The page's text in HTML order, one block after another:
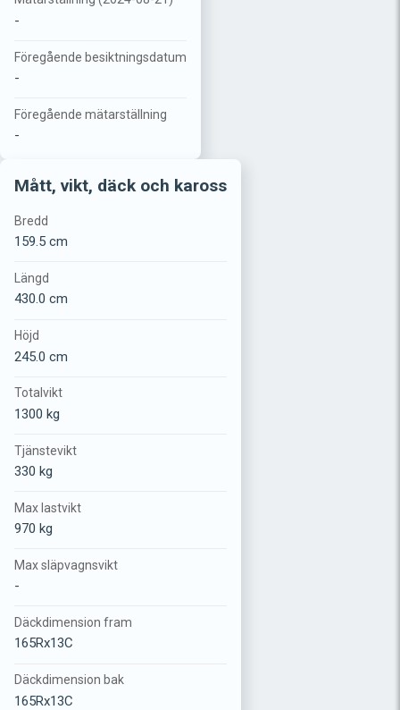
-
Föregående besiktningsdatum
-
Föregående mätarställning
-
Mått, vikt, däck och kaross
Bredd
159.5 cm
Längd
430.0 cm
Höjd
245.0 cm
Totalvikt
1300 kg
Tjänstevikt
330 kg
Max lastvikt
970 kg
Max släpvagnsvikt
-
Däckdimension fram
165Rx13C
Däckdimension bak
165Rx13C